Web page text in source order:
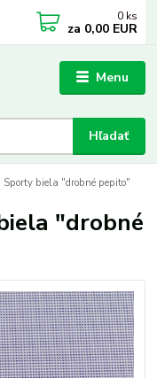
Menu
Hľadať
0 ks
za 0,00 EUR
Sporty biela "drobné pepito"
"drobné